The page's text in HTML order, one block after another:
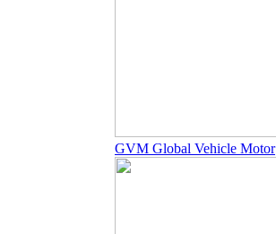
GVM Global Vehicle Motor